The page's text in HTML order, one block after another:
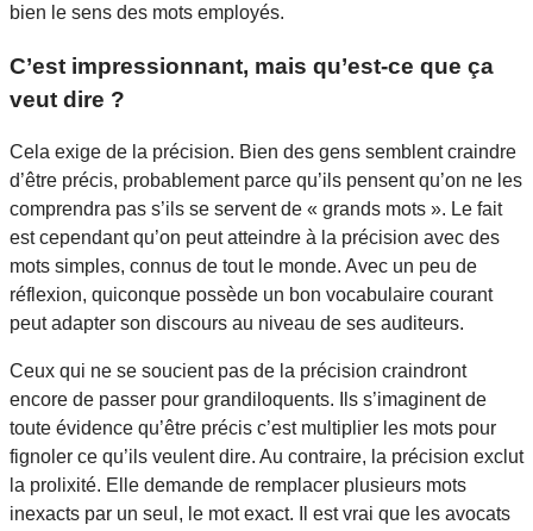
bien le sens des mots employés.
C’est impressionnant, mais qu’est-ce que ça
veut dire ?
Cela exige de la précision. Bien des gens semblent craindre
d’être précis, probablement parce qu’ils pensent qu’on ne les
comprendra pas s’ils se servent de « grands mots ». Le fait
est cependant qu’on peut atteindre à la précision avec des
mots simples, connus de tout le monde. Avec un peu de
réflexion, quiconque possède un bon vocabulaire courant
peut adapter son discours au niveau de ses auditeurs.
Ceux qui ne se soucient pas de la précision craindront
encore de passer pour grandiloquents. Ils s’imaginent de
toute évidence qu’être précis c’est multiplier les mots pour
fignoler ce qu’ils veulent dire. Au contraire, la précision exclut
la prolixité. Elle demande de remplacer plusieurs mots
inexacts par un seul, le mot exact. Il est vrai que les avocats